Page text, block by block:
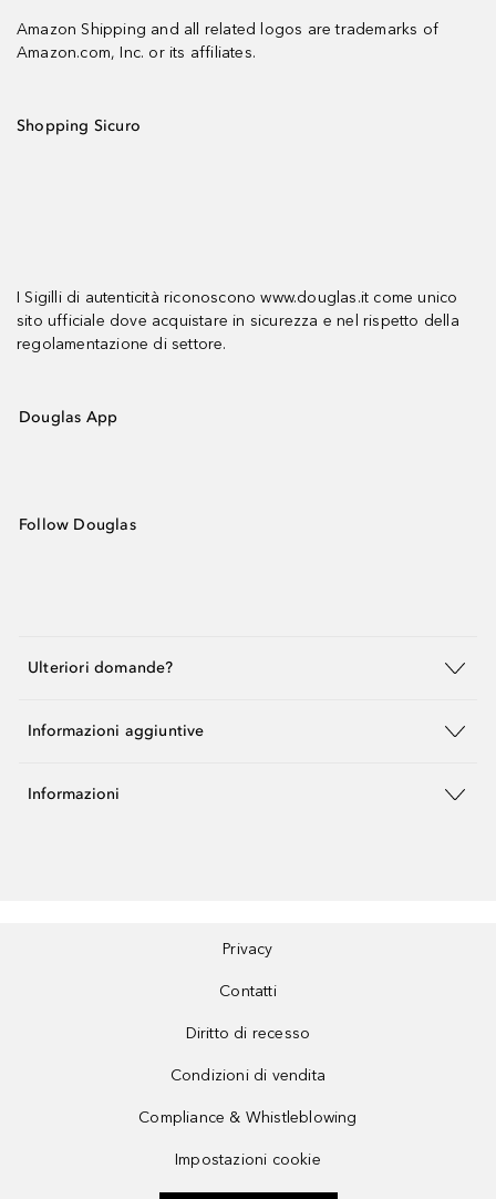
Amazon Shipping and all related logos are trademarks of
Amazon.com, Inc. or its affiliates.
Shopping Sicuro
I Sigilli di autenticità riconoscono www.douglas.it come unico
sito ufficiale dove acquistare in sicurezza e nel rispetto della
regolamentazione di settore.
Douglas App
Follow Douglas
Ulteriori domande?
Informazioni aggiuntive
Informazioni
Privacy
Contatti
Diritto di recesso
Condizioni di vendita
Compliance & Whistleblowing
Impostazioni cookie